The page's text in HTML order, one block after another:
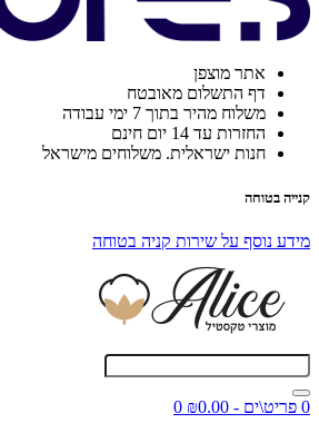
אתר מוצפן
דף התשלום מאובטח
משלוח מהיר בתוך 7 ימי עבודה
החזרות עד 14 יום חינם
חנות ישראלית. משלוחים מישראל
קנייה בטוחה
מידע נוסף על שירות קניה בטוחה
0 פריט\ים - ₪0.00
0